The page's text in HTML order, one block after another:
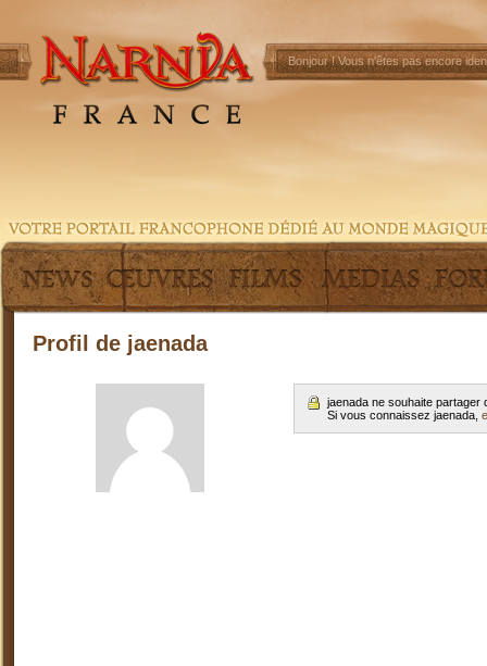
Bonjour !Vous n'êtes pas encore
Profil de jaenada
jaenada ne souhaite
Si vous connaissez jaenada,